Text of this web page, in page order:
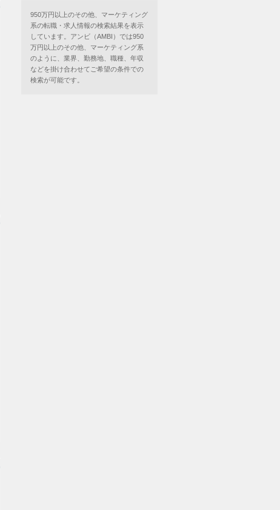
950万円以上のその他、マーケティング
系の転職・求人情報の検索結果を表示
しています。アンビ（AMBI）では950
万円以上のその他、マーケティング系
のように、業界、勤務地、職種、年収
などを掛け合わせてご希望の条件での
検索が可能です。